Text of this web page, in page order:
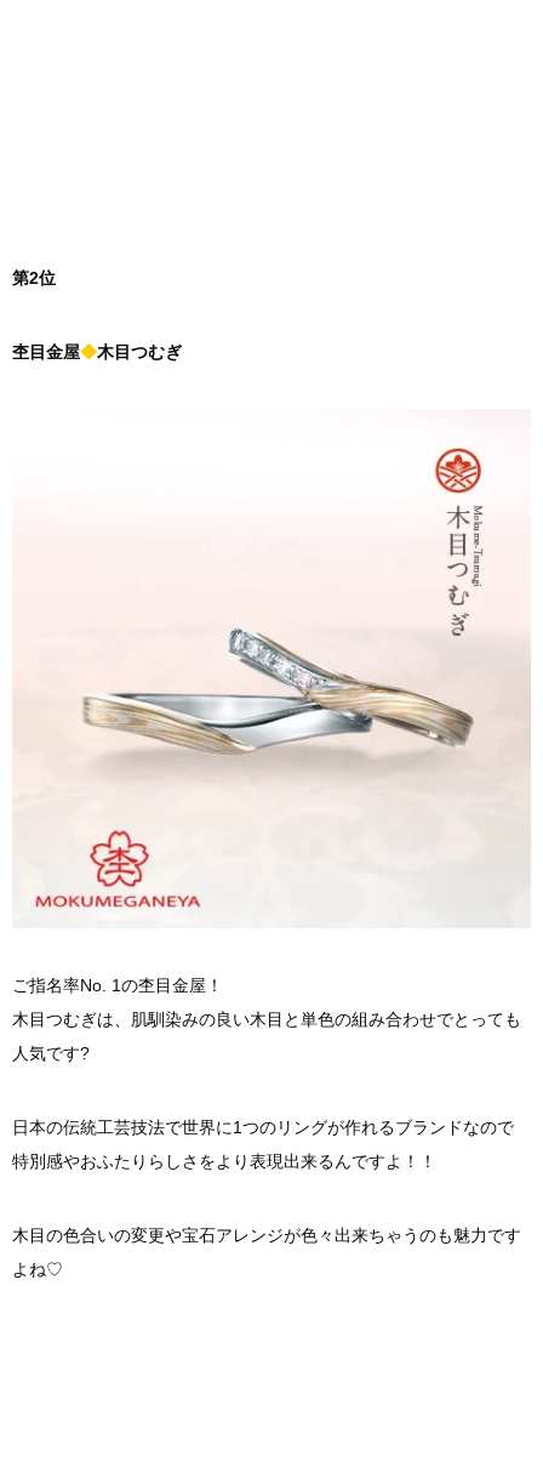
第2位
杢目金屋◆木目つむぎ
ご指名率No. 1の杢目金屋！
木目つむぎは、肌馴染みの良い木目と単色の組み合わせでとっても
人気です?
日本の伝統工芸技法で世界に1つのリングが作れるブランドなので
特別感やおふたりらしさをより表現出来るんですよ！！
木目の色合いの変更や宝石アレンジが色々出来ちゃうのも魅力です
よね♡